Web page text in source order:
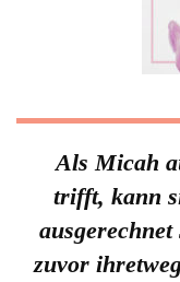
Als Micah
trifft, kann
zuvor